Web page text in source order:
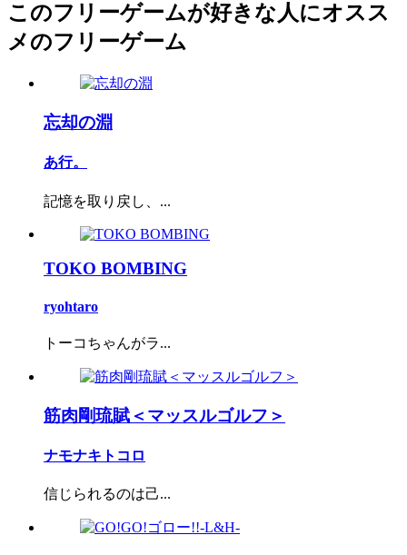
このフリーゲームが好きな人にオスス
メのフリーゲーム
忘却の淵
あ行。
記憶を取り戻し、...
TOKO BOMBING
ryohtaro
トーコちゃんがラ...
筋肉剛琉賦＜マッスルゴルフ＞
ナモナキトコロ
信じられるのは己...